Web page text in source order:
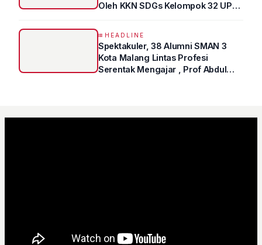
Oleh KKN SDGs Kelompok 32 UPN
HEADLINE
Spektakuler, 38 Alumni SMAN 3
Kota Malang Lintas Profesi
Serentak Mengajar , Prof Abdul